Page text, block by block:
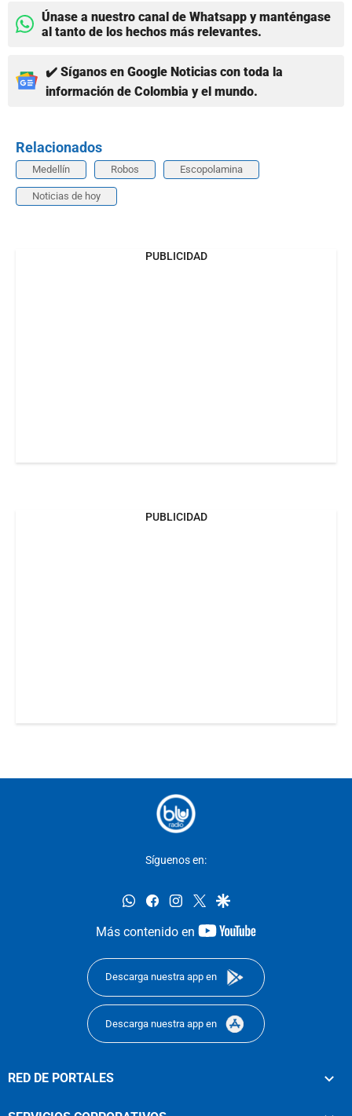
Únase a nuestro canal de Whatsapp y manténgase
al tanto de los hechos más relevantes.
✔️ Síganos en Google Noticias con toda la
información de Colombia y el mundo.
Relacionados
Medellín Robos Escopolamina
Noticias de hoy
PUBLICIDAD
PUBLICIDAD
Síguenos en:
whatsappfacebookinstagram
twittergoogle
Más contenido en
youtube-
Descarga nuestra app en
Descarga nuestra app en
RED DE PORTALES